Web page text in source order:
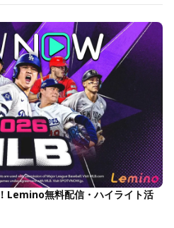
Lemino無料配信・ハイライト活